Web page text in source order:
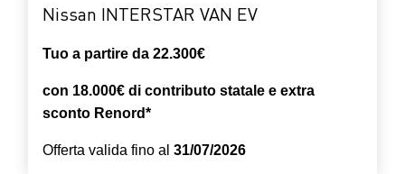
Nissan INTERSTAR VAN EV
Tuo a partire da 22.300€
con 18.000€ di contributo statale e extra
sconto Renord*
Offerta valida fino al 31/07/2026